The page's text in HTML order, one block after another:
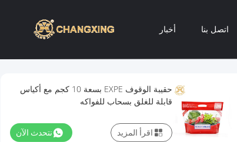
اتصل بنا أخبار
حقيبة الوقوف EXPE بسعة 10 كجم مع أكياس
قابلة للغلق بسحاب للفواكه
نتحدث الآن اقرأ المزيد